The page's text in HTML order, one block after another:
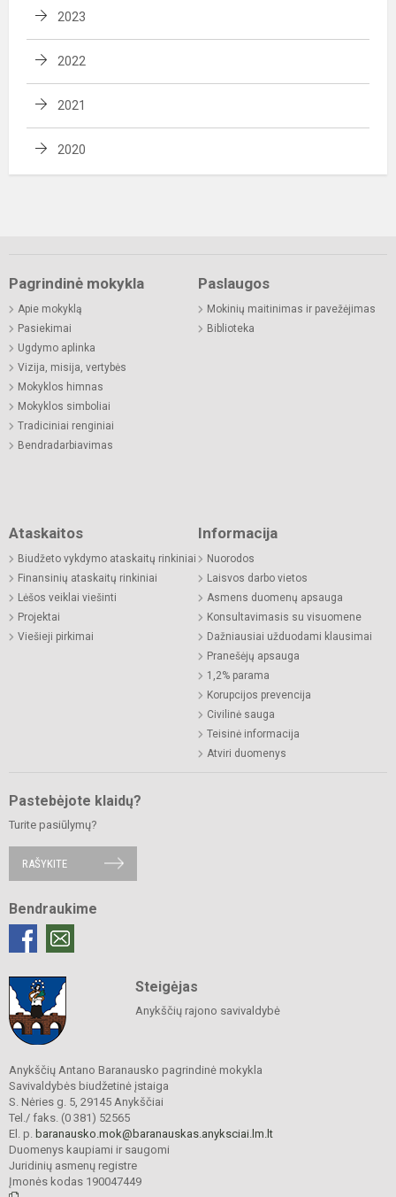
2023
2022
2021
2020
Pagrindinė mokykla
Apie mokyklą
Pasiekimai
Ugdymo aplinka
Vizija, misija, vertybės
Mokyklos himnas
Mokyklos simboliai
Tradiciniai renginiai
Bendradarbiavimas
Paslaugos
Mokinių maitinimas ir pavežėjimas
Biblioteka
Ataskaitos
Biudžeto vykdymo ataskaitų rinkiniai
Finansinių ataskaitų rinkiniai
Lėšos veiklai viešinti
Projektai
Viešieji pirkimai
Informacija
Nuorodos
Laisvos darbo vietos
Asmens duomenų apsauga
Konsultavimasis su visuomene
Dažniausiai užduodami klausimai
Pranešėjų apsauga
1,2% parama
Korupcijos prevencija
Civilinė sauga
Teisinė informacija
Atviri duomenys
Pastebėjote klaidų?
Turite pasiūlymų?
RAŠYKITE
Bendraukime
Steigėjas
Anykščių rajono savivaldybė
Anykščių Antano Baranausko pagrindinė mokykla
Savivaldybės biudžetinė įstaiga
S. Nėries g. 5, 29145 Anykščiai
Tel./ faks. (0 381) 52565
El. p. baranausko.mok@baranauskas.anyksciai.lm.lt
Duomenys kaupiami ir saugomi
Juridinių asmenų registre
Įmonės kodas 190047449